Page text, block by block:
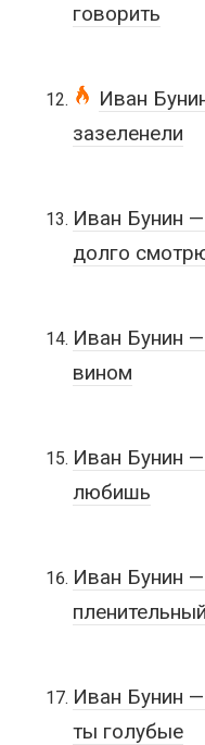
говорить
Иван
зазеленели
Иван Бунин
долго
Иван Бунин
вином
Иван Бунин
любишь
Иван Бунин
Иван Бунин
ты голубые